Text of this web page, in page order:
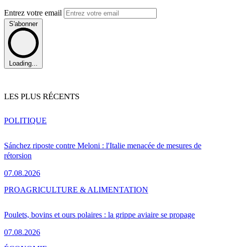
Entrez votre email
S'abonner
Loading...
LES PLUS RÉCENTS
Sánchez riposte contre Meloni : l'Italie menacée de mesures de
rétorsion
07.08.2026
POLITIQUE
Poulets, bovins et ours polaires : la grippe aviaire se propage
07.08.2026
PROAGRICULTURE & ALIMENTATION